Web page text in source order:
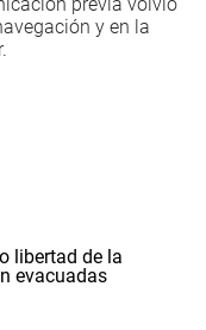
y en la